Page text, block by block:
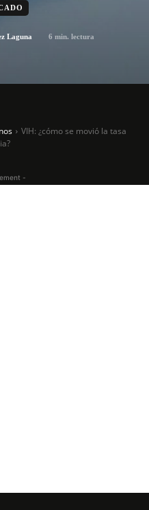
Laguna 6 min. lectura
VIH: ¿cómo se movió la tasa
-